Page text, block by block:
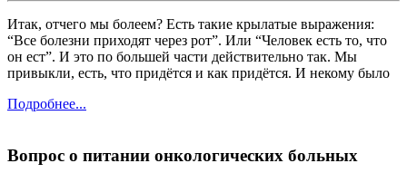
Итак, отчего мы болеем? Есть такие крылатые выражения:
“Все болезни приходят через рот”. Или “Человек есть то, что
он ест”. И это по большей части действительно так. Мы
привыкли, есть, что придётся и как придётся. И некому было
Подробнее...
Вопрос о питании онкологических больных